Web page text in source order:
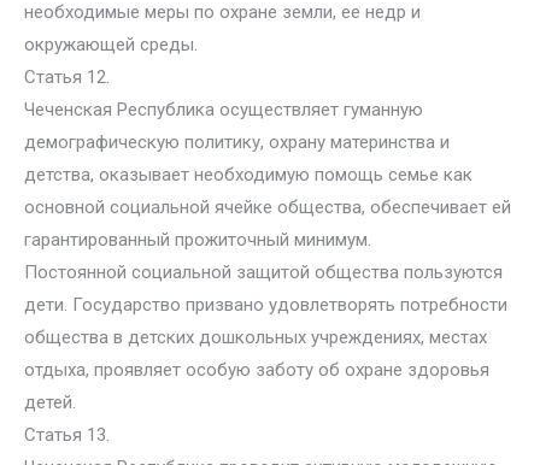
необходимые меры по охране земли, ее недр и
окружающей среды.
Статья 12.
Чеченская Республика осуществляет гуманную
демографическую политику, охрану материнства и
детства, оказывает необходимую помощь семье как
основной социальной ячейке общества, обеспечивает ей
гарантированный прожиточный минимум.
Постоянной социальной защитой общества пользуются
дети. Государство призвано удовлетворять потребности
общества в детских дошкольных учреждениях, местах
отдыха, проявляет особую заботу об охране здоровья
детей.
Статья 13.